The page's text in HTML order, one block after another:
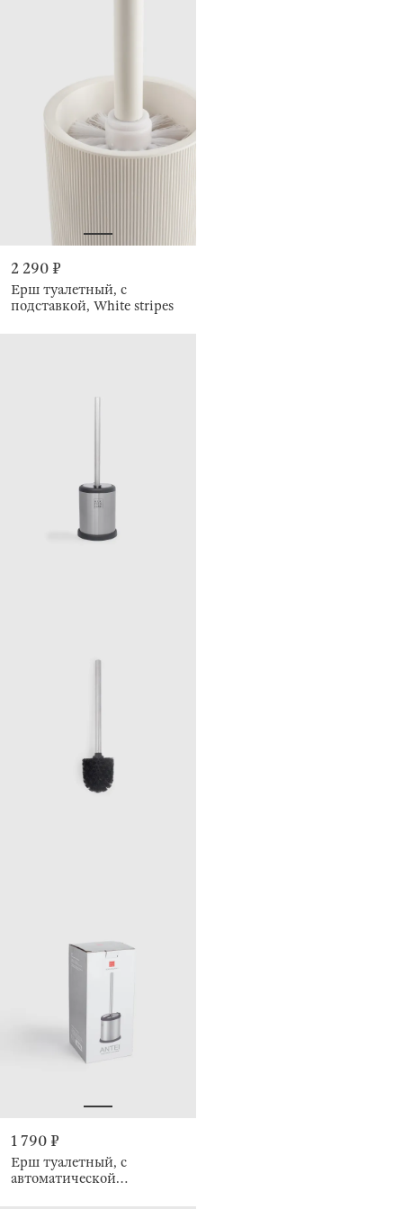
2 290 ₽
Ерш туалетный, с
подставкой, White stripes
1 790 ₽
Ерш туалетный, с
автоматической